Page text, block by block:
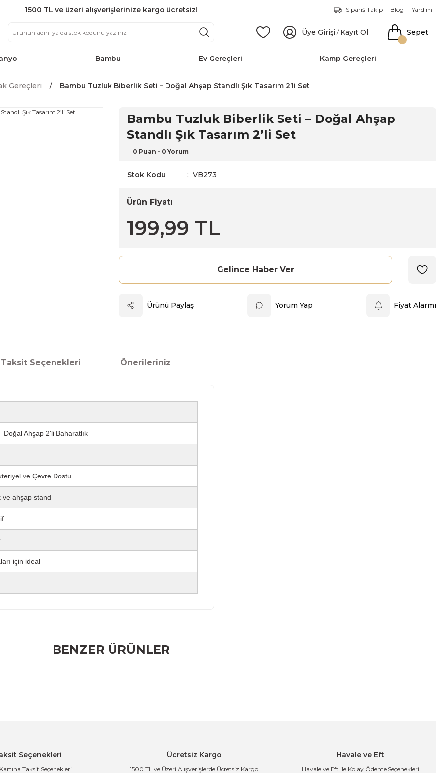
1500 TL ve üzeri alışverişlerinize kargo ücretsiz! Sipariş Takip Blog Yardım
Üye Girişi / Kayıt Ol Sepet
Bambu Ev Gereçleri Kamp Gereçleri
Gereçleri Bambu Tuzluk Biberlik Seti – Doğal Ahşap Standlı Şık Tasarım 2’li Set
Bambu Tuzluk Biberlik Seti – Doğal Ahşap
Standlı Şık Tasarım 2’li Set
0 Puan - 0 Yorum
Stok Kodu VB273
Ürün Fiyatı
199,99 TL
Gelince Haber Ver
Ürünü Paylaş Yorum Yap Fiyat Alarmı
Taksit Seçenekleri Önerileriniz
Doğal Ahşap 2'li Baharatlık
ve Çevre Dostu
ve ahşap stand
için ideal
BENZER ÜRÜNLER
Seçenekleri
Taksit Seçenekleri
Ücretsiz Kargo
1500 TL ve Üzeri Alışverişlerde Ücretsiz Kargo
Havale ve Eft
Havale ve Eft ile Kolay Ödeme Seçenekleri